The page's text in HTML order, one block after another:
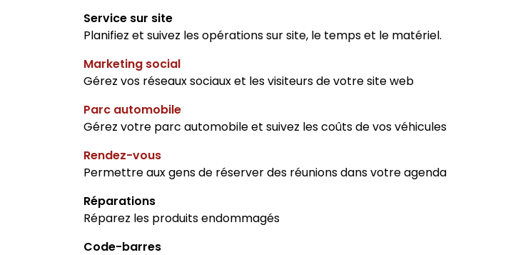
Service sur site
Planifiez et suivez les opérations sur site, le temps et le matériel.
Marketing social
Gérez vos réseaux sociaux et les visiteurs de votre site web
Parc automobile
Gérez votre parc automobile et suivez les coûts de vos véhicules
Rendez-vous
Permettre aux gens de réserver des réunions dans votre agenda
Réparations
Réparez les produits endommagés
Code-barres